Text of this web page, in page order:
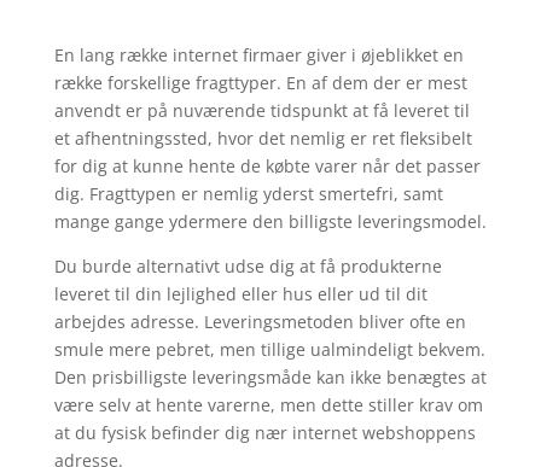
En lang række internet firmaer giver i øjeblikket en
række forskellige fragttyper. En af dem der er mest
anvendt er på nuværende tidspunkt at få leveret til
et afhentningssted, hvor det nemlig er ret fleksibelt
for dig at kunne hente de købte varer når det passer
dig. Fragttypen er nemlig yderst smertefri, samt
mange gange ydermere den billigste leveringsmodel.
Du burde alternativt udse dig at få produkterne
leveret til din lejlighed eller hus eller ud til dit
arbejdes adresse. Leveringsmetoden bliver ofte en
smule mere pebret, men tillige ualmindeligt bekvem.
Den prisbilligste leveringsmåde kan ikke benægtes at
være selv at hente varerne, men dette stiller krav om
at du fysisk befinder dig nær internet webshoppens
adresse.